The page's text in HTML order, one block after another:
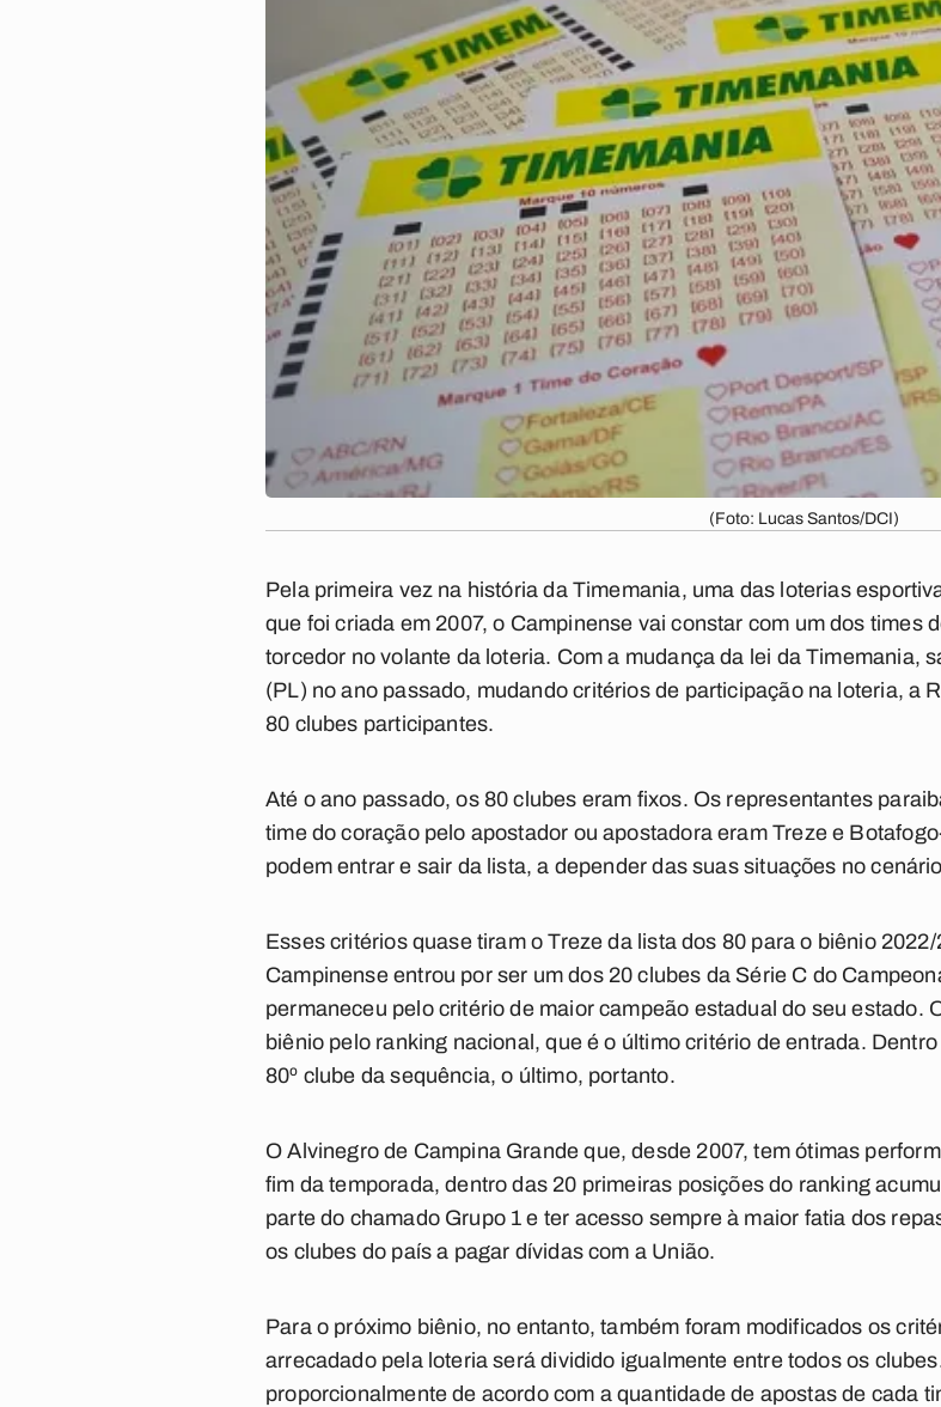
(Foto: Lucas Santos/DCI)
Pela primeira vez na história da Timemania, uma das loterias
que foi criada em 2007, o Campinense vai constar com um dos times
torcedor no volante da loteria. Com a mudança da lei da Timemania,
(PL) no ano passado, mudando critérios de participação na loteria, a
80 clubes participantes.
Até o ano passado, os 80 clubes eram fixos. Os representantes
time do coração pelo apostador ou apostadora eram Treze e
podem entrar e sair da lista, a depender das suas situações no
Esses critérios quase tiram o Treze da lista dos 80 para o biênio
Campinense entrou por ser um dos 20 clubes da Série C do
permaneceu pelo critério de maior campeão estadual do seu estado.
biênio pelo ranking nacional, que é o último critério de entrada.
80º clube da sequência, o último, portanto.
O Alvinegro de Campina Grande que, desde 2007, tem ótimas
fim da temporada, dentro das 20 primeiras posições do ranking
parte do chamado Grupo 1 e ter acesso sempre à maior fatia dos
os clubes do país a pagar dívidas com a União.
Para o próximo biênio, no entanto, também foram modificados os
arrecadado pela loteria será dividido igualmente entre todos os
proporcionalmente de acordo com a quantidade de apostas de cada